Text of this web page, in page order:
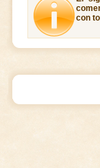
con